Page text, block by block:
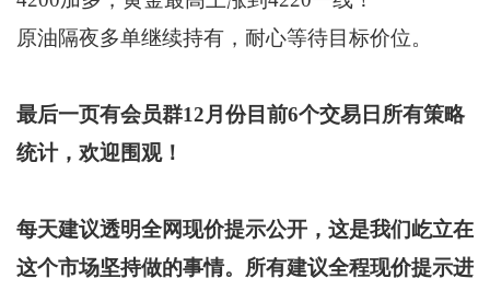
原油隔夜多单继续持有，耐心等待目标价位。
最后一页有会员群12月份目前6个交易日所有策略
统计，欢迎围观！
每天建议透明全网现价提示公开，这是我们屹立在
这个市场坚持做的事情。所有建议全程现价提示进